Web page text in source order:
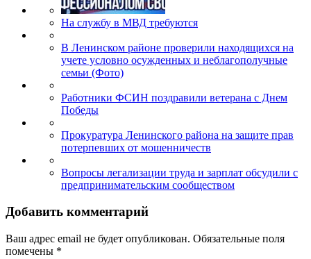
На службу в МВД требуются
В Ленинском районе проверили находящихся на
учете условно осужденных и неблагополучные
семьи (Фото)
Работники ФСИН поздравили ветерана с Днем
Победы
Прокуратура Ленинского района на защите прав
потерпевших от мошенничеств
Вопросы легализации труда и зарплат обсудили с
предпринимательским сообществом
Добавить комментарий
Ваш адрес email не будет опубликован. Обязательные поля
помечены *